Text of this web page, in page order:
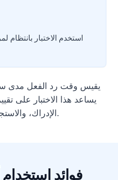
استخدم الاختبار بانتظام
يقيس وقت رد الفعل مدى
يساعد هذا الاختبار على
الإدراك، والاستجابة الحركية.
فوائد استخدام